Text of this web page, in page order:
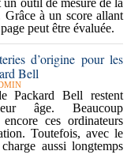
Grâce à un score allant
peut être évaluée.
d’origine pour les
Bell
Packard Bell restent
âge. Beaucoup
ces ordinateurs
Toutefois, avec le
aussi longtemps